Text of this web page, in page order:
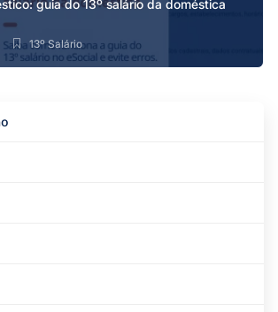
guia do 13º salário da doméstica
13º Salário